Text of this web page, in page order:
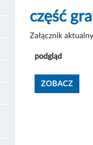
część
Załącznik
podgląd
ZOBACZ